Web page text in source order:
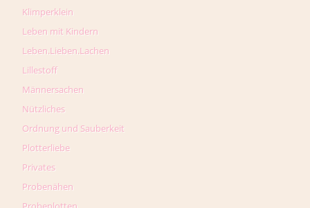
Klimperklein
Leben mit Kindern
Leben.Lieben.Lachen
Lillestoff
Männersachen
Nützliches
Ordnung und Sauberkeit
Plotterliebe
Privates
Probenähen